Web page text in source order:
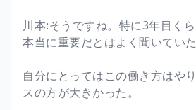
川本:そうですね。特に3年目く
本当に重要だとはよく聞いていた
自分にとってはこの働き方はや
スの方が大きかった。